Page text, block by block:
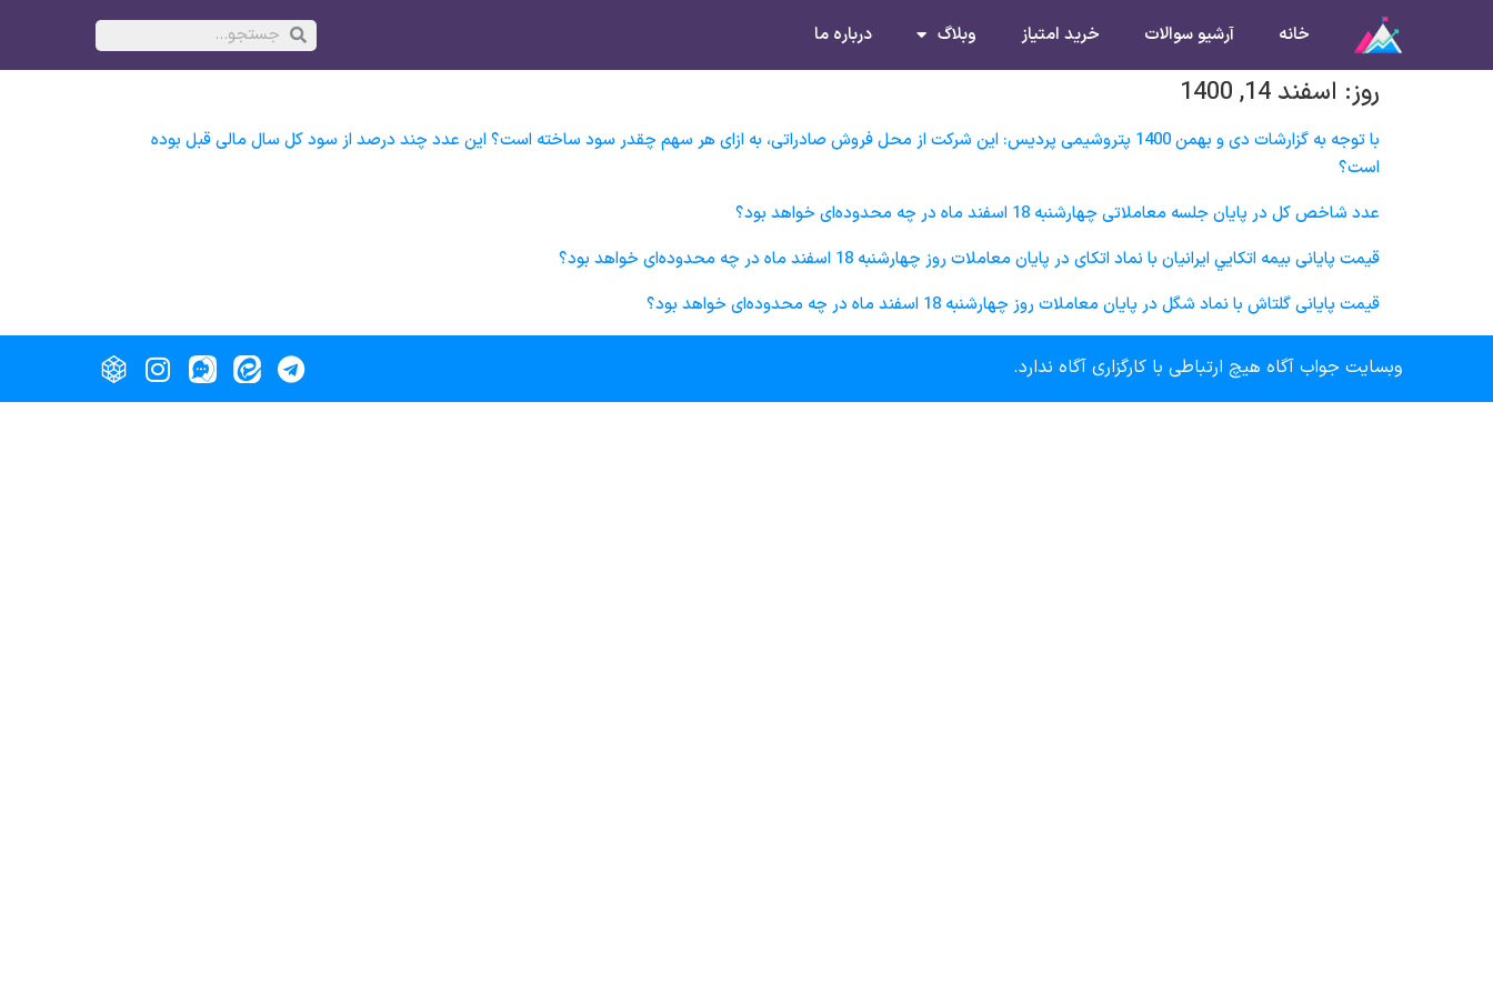
خانه آرشیو سوالات خرید امتیاز وبلاگ درباره ما
روز: اسفند 14, 1400
با توجه به گزارشات دی و بهمن 1400 پتروشیمی پردیس: این شرکت از محل فروش صادراتی، به ازای هر سهم چقدر سود ساخته است؟ این عدد چند درصد از سود کل سال مالی قبل بوده
است؟
عدد شاخص کل در پایان جلسه معاملاتی چهارشنبه 18 اسفند ماه در چه محدوده‌ای خواهد بود؟
قیمت پایانی بيمه اتكايي ايرانيان با نماد اتکای در پایان معاملات روز چهارشنبه 18 اسفند ماه در چه محدوده‌ای خواهد بود؟
قیمت پایانی گلتاش‌ با نماد شگل در پایان معاملات روز چهارشنبه 18 اسفند ماه در چه محدوده‌ای خواهد بود؟
وبسایت جواب آگاه هیچ ارتباطی با کارگزاری آگاه ندارد.